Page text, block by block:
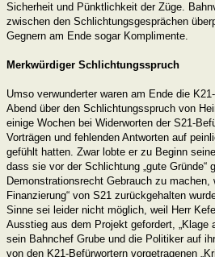
Sicherheit und Pünktlichkeit der Züge.
zwischen den Schlichtungsgesprächen
Gegnern am Ende sogar Komplimente.
Merkwürdiger Schlichtungsspruch
Umso verwunderter waren am Ende die
Abend über den Schlichtungsspruch von
einige Wochen bei Widerworten der S21-
Vorträgen und fehlenden Antworten auf
gefühlt hatten. Zwar lobte er zu Beginn
dass sie vor der Schlichtung „gute Gründe“
Demonstrationsrecht Gebrauch zu
Finanzierung“ von S21 zurückgehalten
Sinne sei leider nicht möglich, weil Herr
Ausstieg aus dem Projekt gefordert, „Klage
sein Bahnchef Grube und die Politiker auf
von den K21-Befürwortern vorgetragenen